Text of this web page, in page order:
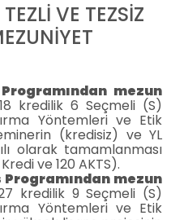
VE TEZSİZ
mezun
kredilik 6 Seçmeli (S)
Yöntemleri ve Etik
(kredisiz) ve YL
olarak tamamlanması
ve 120 AKTS).
mezun
kredilik 9 Seçmeli (S)
Yöntemleri ve Etik